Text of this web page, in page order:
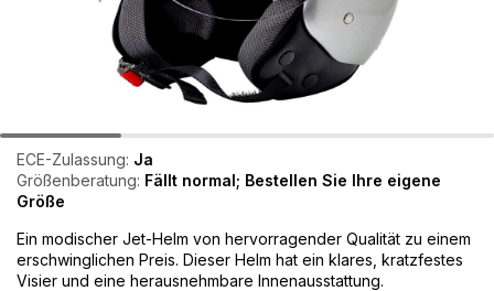
ECE-Zulassung: Ja
Größenberatung: Fällt normal; Bestellen Sie Ihre eigene
Größe
Ein modischer Jet-Helm von hervorragender Qualität zu einem
erschwinglichen Preis. Dieser Helm hat ein klares, kratzfestes
Visier und eine herausnehmbare Innenausstattung.